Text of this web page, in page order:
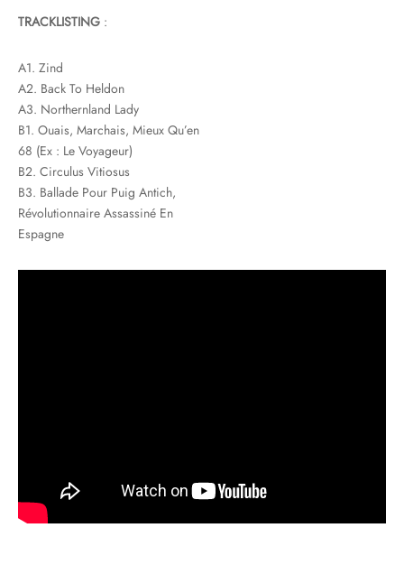
TRACKLISTING :
A1. Zind
A2. Back To Heldon
A3. Northernland Lady
B1. Ouais, Marchais, Mieux Qu’en
68 (Ex : Le Voyageur)
B2. Circulus Vitiosus
B3. Ballade Pour Puig Antich,
Révolutionnaire Assassiné En
Espagne